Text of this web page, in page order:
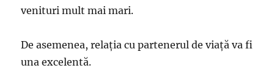
venituri mult mai mari.
De asemenea, relaţia cu partenerul de viaţă va fi
una excelentă.